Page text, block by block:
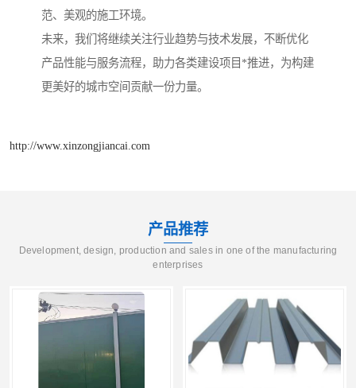
范、美观的施工环境。
未来，我们将继续关注行业趋势与技术发展，不断优化
产品性能与服务流程，助力各类建设项目*推进，为构建
更美好的城市空间贡献一份力量。
http://www.xinzongjiancai.com
产品推荐
Development, design, production and sales in one of the manufacturing
enterprises